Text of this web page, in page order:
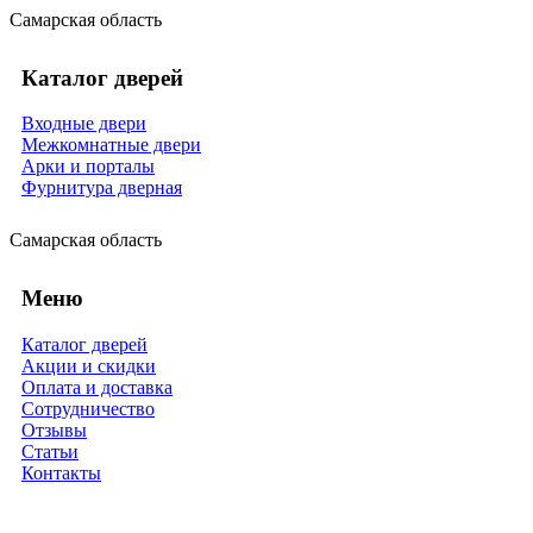
Самарская область
Каталог дверей
Входные двери
Межкомнатные двери
Арки и порталы
Фурнитура дверная
Самарская область
Меню
Каталог дверей
Акции и скидки
Оплата и доставка
Сотрудничество
Отзывы
Статьи
Контакты